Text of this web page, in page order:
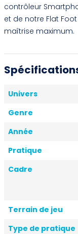
contrôleur
et de notre Flat
maîtrise maximum.
Univers
Genre
Année
Pratique
Cadre
Terrain de jeu
Type de pratique